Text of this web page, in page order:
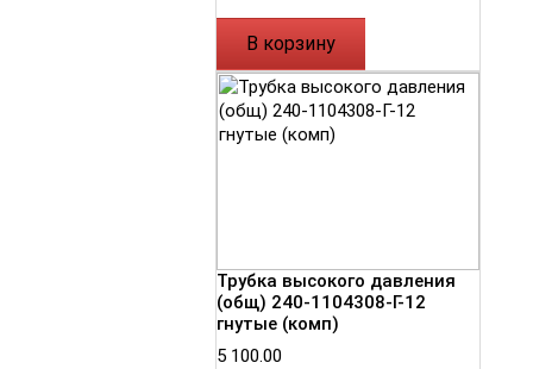
В корзину
Трубка высокого давления
(общ) 240-1104308-Г-12
гнутые (комп)
5 100.00